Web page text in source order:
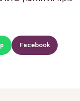
Facebook